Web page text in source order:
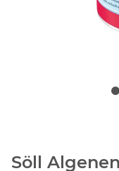
Söll